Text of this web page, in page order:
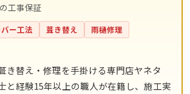
工事保証
ー工法 葺き替え
雨樋修理
き替え・修理を手掛ける専門店ヤネタ
と経験15年以上の職人が在籍し、施工実